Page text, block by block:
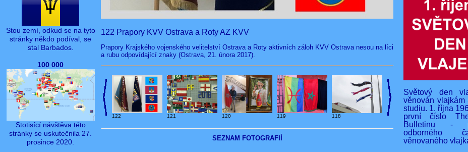
Stou zemí, odkud se na tyto
stránky někdo podíval, se
stal Barbados.
100 000
Stotisící návštěva této
stránky se uskutečnila 27.
prosince 2020.
122 Prapory KVV Ostrava a Roty AZ KVV
Prapory Krajského vojenského velitelství Ostrava a Roty aktivních záloh KVV Ostrava nesou na líci
a rubu odpovídající znaky (Ostrava, 21. února 2017).
122 121 120 119 118
SEZNAM FOTOGRAFIÍ
Světový den
věnován vlajkám
studiu. 1. října
první číslo
Bulletinu -
odborného
věnovaného